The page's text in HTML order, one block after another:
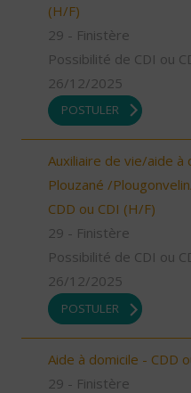
(H/F)
29 - Finistère
Possibilité de CDI ou
26/12/2025
POSTULER
Auxiliaire de vie/aide à
Plouzané /
CDD ou CDI (H/F)
29 - Finistère
Possibilité de CDI ou
26/12/2025
POSTULER
Aide à domicile - CDD
29 - Finistère